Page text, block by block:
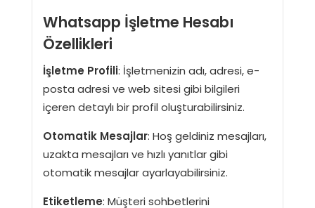
Whatsapp İşletme Hesabı
Özellikleri
İşletme Profili: İşletmenizin adı, adresi, e-
posta adresi ve web sitesi gibi bilgileri
içeren detaylı bir profil oluşturabilirsiniz.
Otomatik Mesajlar: Hoş geldiniz mesajları,
uzakta mesajları ve hızlı yanıtlar gibi
otomatik mesajlar ayarlayabilirsiniz.
Etiketleme: Müşteri sohbetlerini